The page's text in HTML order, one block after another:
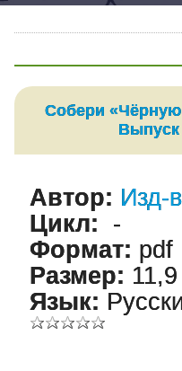
Собери
Автор: Изд-
Цикл: -
Формат: pdf
Размер:
Язык: